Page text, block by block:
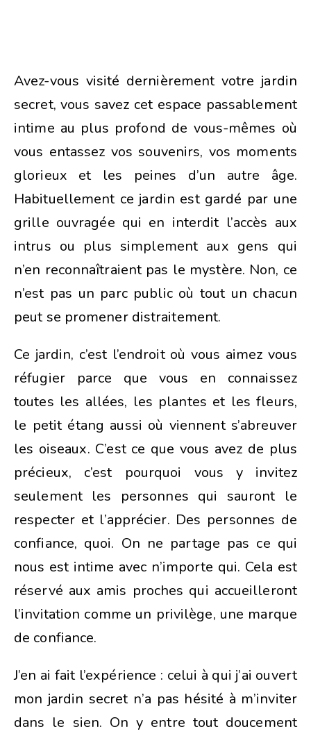
Avez-vous visité dernièrement votre jardin
secret, vous savez cet espace passablement
intime au plus profond de vous-mêmes où
vous entassez vos souvenirs, vos moments
glorieux et les peines d’un autre âge.
Habituellement ce jardin est gardé par une
grille ouvragée qui en interdit l’accès aux
intrus ou plus simplement aux gens qui
n’en reconnaîtraient pas le mystère. Non, ce
n’est pas un parc public où tout un chacun
peut se promener distraitement.
Ce jardin, c’est l’endroit où vous aimez vous
réfugier parce que vous en connaissez
toutes les allées, les plantes et les fleurs,
le petit étang aussi où viennent s’abreuver
les oiseaux. C’est ce que vous avez de plus
précieux, c’est pourquoi vous y invitez
seulement les personnes qui sauront le
respecter et l’apprécier. Des personnes de
confiance, quoi. On ne partage pas ce qui
nous est intime avec n’importe qui. Cela est
réservé aux amis proches qui accueilleront
l’invitation comme un privilège, une marque
de confiance.
J’en ai fait l’expérience : celui à qui j’ai ouvert
mon jardin secret n’a pas hésité à m’inviter
dans le sien. On y entre tout doucement